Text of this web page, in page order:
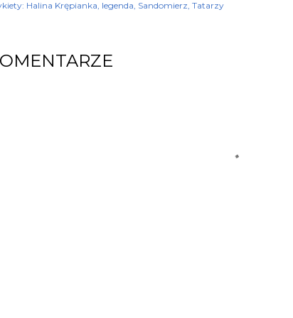
Halina Krępianka legenda Sandomierz Tatarzy